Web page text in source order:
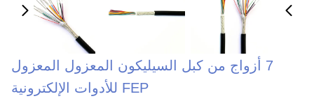
7 أزواج من كبل السيليكون المعزول المعزول
FEP للأدوات الإلكترونية